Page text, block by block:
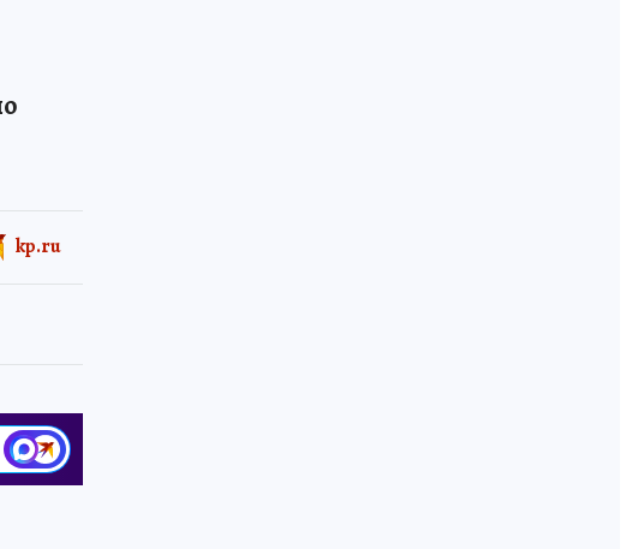
kp.ru